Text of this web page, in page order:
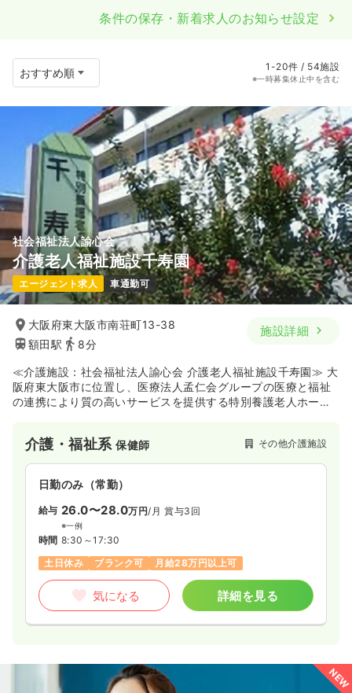
条件の保存・新着求人のお知らせ設定
1-20件 / 54施設
※一時募集休止中を含む
社会福祉法人諭心会
介護老人福祉施設千寿園
エージェント求人 車通勤可
大阪府東大阪市南荘町13-38
額田駅
8分
施設詳細
≪介護施設：社会福祉法人諭心会 介護老人福祉施設千寿園≫ 大
阪府東大阪市に位置し、医療法人孟仁会グループの医療と福祉
の連携により質の高いサービスを提供する特別養護老人ホーム
サービスも一体的に展開することで地域のニーズに応えていま
す。各科や各部門の専門職が一体となってチーム医療・ケアを
実践しており、医療との密接な協力関係のもとで、利用者の状
況に合わせたきめ細やかな支援に取り組みたい方に適した環境
です。
介護・福祉系保健師 その他介護施設
日勤のみ（常勤）
給与 26.0〜28.0万円/月 賞与3回
※一例
時間 8:30～17:30
土日休み
ブランク可 月給28万円以上可
気になる 詳細を見る
NEW